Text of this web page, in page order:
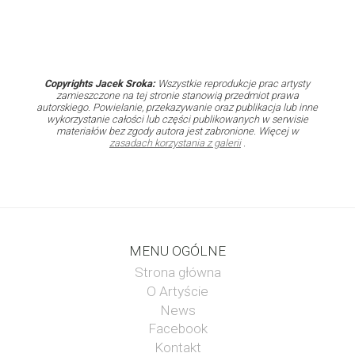
Copyrights Jacek Sroka:Wszystkie reprodukcje prac artysty
zamieszczone na tej stronie stanowią przedmiot prawa
autorskiego. Powielanie, przekazywanie oraz publikacja lub inne
wykorzystanie całości lub części publikowanych w serwisie
materiałów bez zgody autora jest zabronione. Więcej w
zasadach korzystania z galerii.
MENU OGÓLNE
Strona główna
O Artyście
News
Facebook
Kontakt